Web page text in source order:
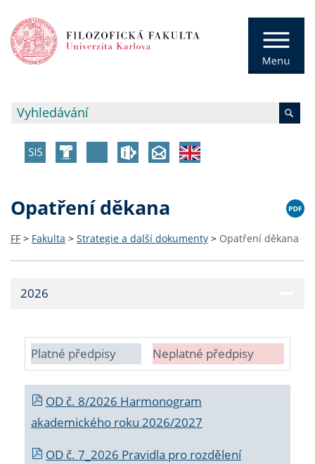
Opatření děkana
FF > Fakulta > Strategie a další dokumenty > Opatření děkana
2026
Platné předpisy Neplatné předpisy
OD č. 8/2026 Harmonogram
akademického roku 2026/2027
OD č. 7_2026 Pravidla pro rozdělení